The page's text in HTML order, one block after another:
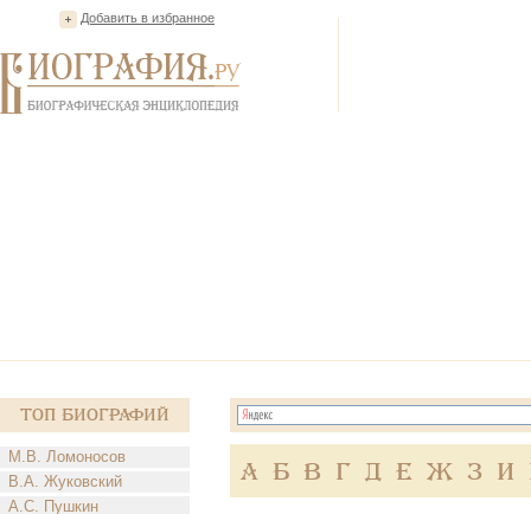
Добавить в избранное
Топ Биографий
М.В. Ломоносов
В.А. Жуковский
А.С. Пушкин
А Б В Г Д Е Ж З И